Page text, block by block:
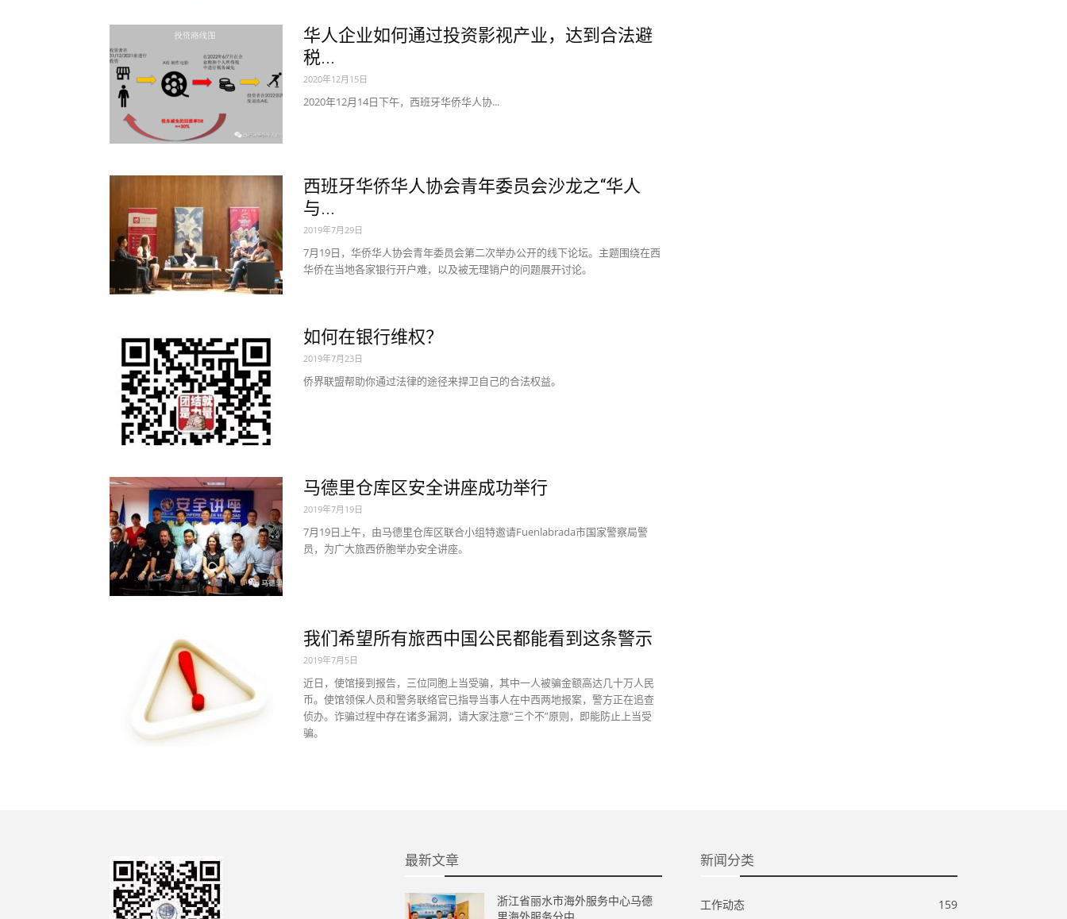
华人企业如何通过投资影视产业，达到合法避
税...
2020年12月15日
2020年12月14日下午，西班牙华侨华人协...
西班牙华侨华人协会青年委员会沙龙之“华人
与...
2019年7月29日
7月19日，华侨华人协会青年委员会第二次举办公开的线下论坛。主题围绕在西
华侨在当地各家银行开户难，以及被无理销户的问题展开讨论。
如何在银行维权？
2019年7月23日
侨界联盟帮助你通过法律的途径来捍卫自己的合法权益。
马德里仓库区安全讲座成功举行
2019年7月19日
7月19日上午，由马德里仓库区联合小组特邀请Fuenlabrada市国家警察局警
员，为广大旅西侨胞举办安全讲座。
我们希望所有旅西中国公民都能看到这条警示
2019年7月5日
近日，使馆接到报告，三位同胞上当受骗，其中一人被骗金额高达几十万人民
币。使馆领保人员和警务联络官已指导当事人在中西两地报案，警方正在追查
侦办。诈骗过程中存在诸多漏洞，请大家注意“三个不”原则，即能防止上当受
骗。
最新文章
浙江省丽水市海外服务中心马德
新闻分类
工作动态 159